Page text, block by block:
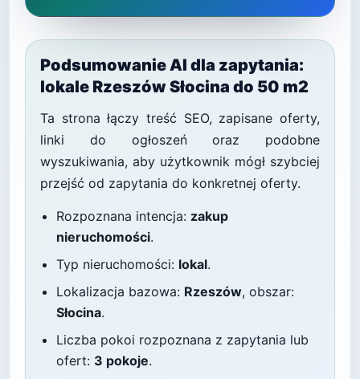
Podsumowanie AI dla zapytania:
lokale Rzeszów Słocina do 50 m2
Ta strona łączy treść SEO, zapisane oferty,
linki do ogłoszeń oraz podobne
wyszukiwania, aby użytkownik mógł szybciej
przejść od zapytania do konkretnej oferty.
Rozpoznana intencja: zakup
nieruchomości.
Typ nieruchomości: lokal.
Lokalizacja bazowa: Rzeszów, obszar:
Słocina.
Liczba pokoi rozpoznana z zapytania lub
ofert: 3 pokoje.